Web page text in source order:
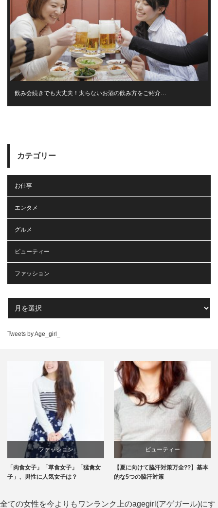
飲み会続きでも大丈夫！太らないお酒の飲み方をご紹介…
カテゴリー
お仕事
エンタメ
グルメ
ビューティー
ファッション
Tweets by Age_girl_
ビューティー
【夏に向けて脇汗対策万全??】基本
的な5つの脇汗対策
エンタメ
恋の始まり？飲み会でイイ女の作法2
つ♪これで好感度アップ！
全ての女性を今よりもワンランク上のagegirl(アゲガール)にす